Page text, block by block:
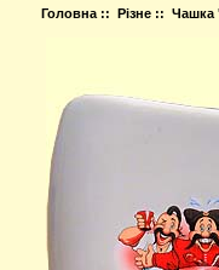
Головна ::Різне :: Чашка